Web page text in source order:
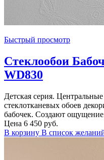
Быстрый просмотр
Стеклообои
WD830
Детская серия.
стеклотканевых обоев
бабочек. Создают
Цена 6 450 руб.
В корзину В список